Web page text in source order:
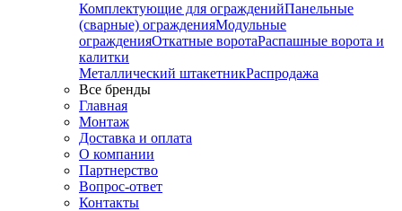
Комплектующие для огражденийПанельные
(сварные) огражденияМодульные
огражденияОткатные воротаРаспашные ворота и
калитки
Металлический штакетникРаспродажа
Все бренды
Главная
Монтаж
Доставка и оплата
О компании
Партнерство
Вопрос-ответ
Контакты